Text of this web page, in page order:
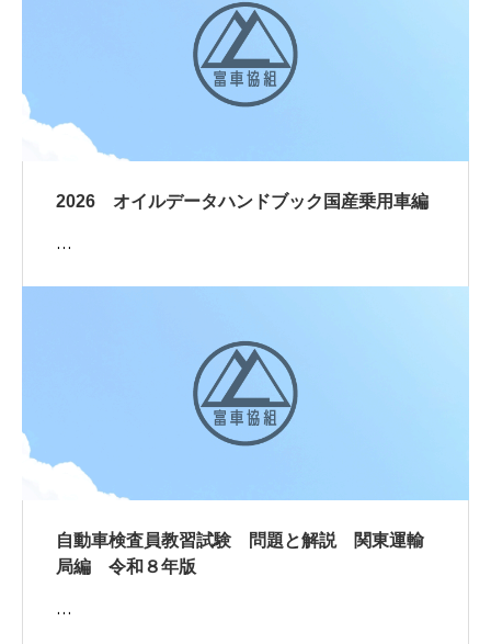
2026 オイルデータハンドブック国産乗用車編
…
自動車検査員教習試験 問題と解説 関東運輸
局編 令和８年版
…